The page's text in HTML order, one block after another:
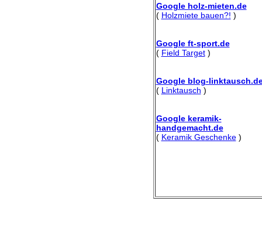
Google holz-mieten.de
( Holzmiete bauen?! )
Google ft-sport.de
( Field Target)
Google blog-
( Linktausch )
Google keramik-
handgemacht.de
( Keramik Geschenke)